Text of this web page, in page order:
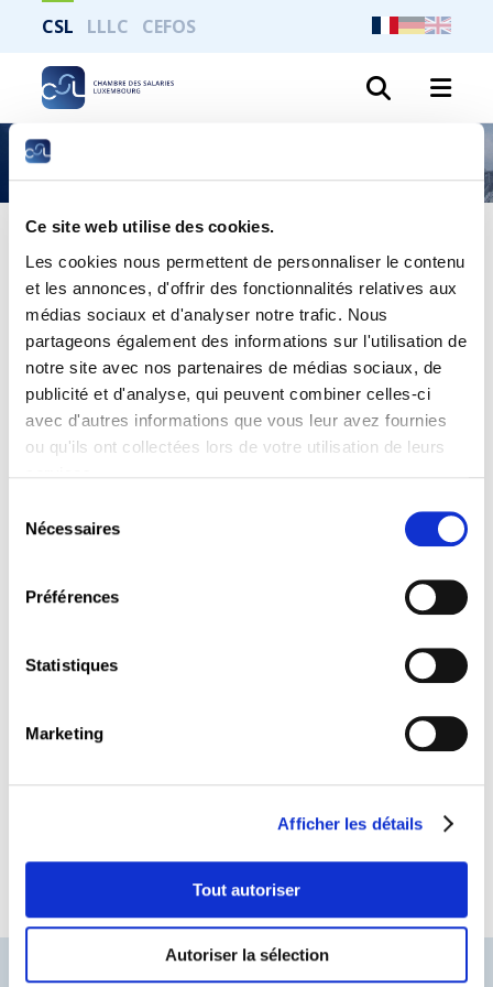
Ce site web utilise des cookies.
Les cookies nous permettent de personnaliser le contenu
et les annonces, d'offrir des fonctionnalités relatives aux
médias sociaux et d'analyser notre trafic. Nous
partageons également des informations sur l'utilisation de
notre site avec nos partenaires de médias sociaux, de
publicité et d'analyse, qui peuvent combiner celles-ci
avec d'autres informations que vous leur avez fournies
ou qu'ils ont collectées lors de votre utilisation de leurs
Nécessaires
Préférences
Statistiques
Marketing
Afficher les détails
Tout autoriser
Autoriser la sélection
CSL LLLC CEFOS
Règlement – Bon cadeau – Business Run 2025
Règlement – Bon cadeau –
Business Run 2025
Vous avez gagné un bon cadeau d’une valeur de
continues ou certifications proposées par le
Luxembourg Lifelong Learning Centre (LLLC).
académique 2025/2026 et 2026/2027.
Pour plus d’informations veuillez contacter le LLLC
par téléphone +352 27 494 600 ou par email
formation@LLLC.lu.
CEFOS